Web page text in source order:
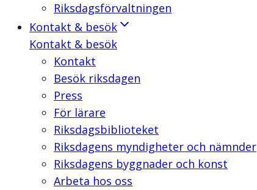
Riksdagsförvaltningen
Kontakt & besök
Kontakt & besök
Kontakt
Besök riksdagen
Press
För lärare
Riksdagsbiblioteket
Riksdagens myndigheter och nämnder
Riksdagens byggnader och konst
Arbeta hos oss